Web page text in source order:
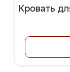
Кровать